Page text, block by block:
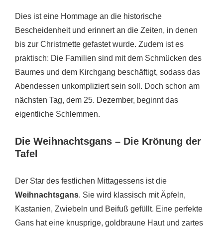
Dies ist eine Hommage an die historische
Bescheidenheit und erinnert an die Zeiten, in denen
bis zur Christmette gefastet wurde. Zudem ist es
praktisch: Die Familien sind mit dem Schmücken des
Baumes und dem Kirchgang beschäftigt, sodass das
Abendessen unkompliziert sein soll. Doch schon am
nächsten Tag, dem 25. Dezember, beginnt das
eigentliche Schlemmen.
Die Weihnachtsgans – Die Krönung der
Tafel
Der Star des festlichen Mittagessens ist die
Weihnachtsgans. Sie wird klassisch mit Äpfeln,
Kastanien, Zwiebeln und Beifuß gefüllt. Eine perfekte
Gans hat eine knusprige, goldbraune Haut und zartes